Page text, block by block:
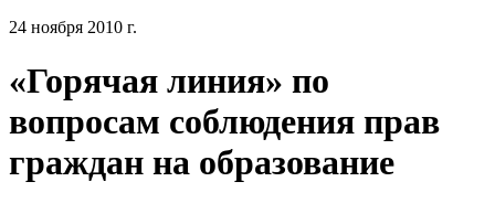
24 ноября 2010 г.
«Горячая линия» по
вопросам соблюдения прав
граждан на образование